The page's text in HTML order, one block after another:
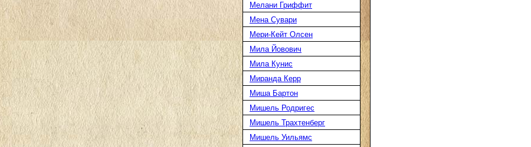
Мелани Гриффит
Мена Сувари
Мери-Кейт Олсен
Мила Йовович
Мила Кунис
Миранда Керр
Миша Бартон
Мишель Родригес
Мишель Трахтенберг
Мишель Уильямс